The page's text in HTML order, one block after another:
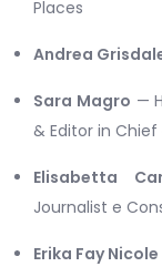
Places
Andrea
Sara Magro —
& Editor in
Elisabetta
Journalist e
Erika Fay Nicole